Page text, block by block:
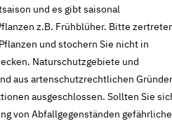
und es gibt saisonal
z.B. Frühblüher. Bitte
und stochern Sie nicht in
Naturschutzgebiete und
aus artenschutzrechtlichen
ausgeschlossen. Sollten Sie
von Abfallgegenständen gefährliche